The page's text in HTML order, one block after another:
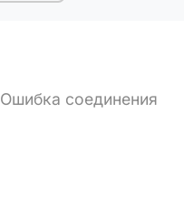
Ошибка соединения